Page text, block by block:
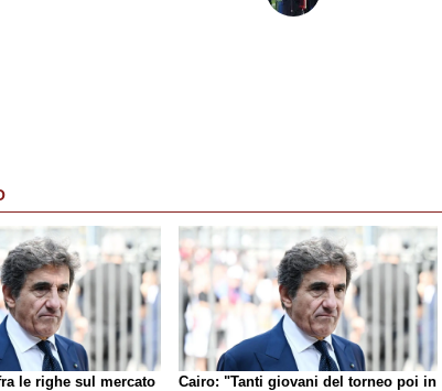
le righe sul mercato Cairo: "Tanti giovani del torneo poi in